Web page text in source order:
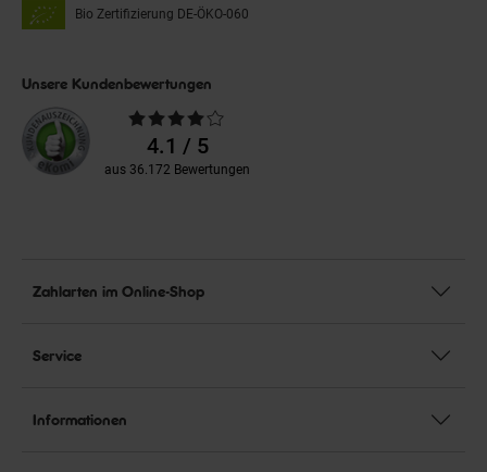
Bio Zertifizierung DE-ÖKO-060
Unsere Kundenbewertungen
Durchschnittliche
Bewertungen4.1 / 5
aus 36.172 Bewertungen
Zahlarten im Online-Shop
Service
Informationen